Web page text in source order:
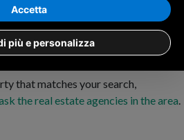
that matches your search,
the real estate agencies in the area.
più e personalizza
Accetta